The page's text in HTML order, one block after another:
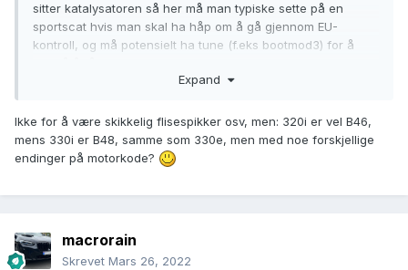
sitter katalysatoren så her må man typiske sette på en
sportscat hvis man skal ha håp om å gå gjennom EU-
kontroll, og må potensielt ha tune (f.eks bootmod3) for å
Angående ettermarkedsdeler: De fleste tuningdeler knyttet
til motor/ytelse/eksos er helt identisk som på en vanlig B48
Expand
Ikke for å være skikkelig flisespikker osv, men: 320i er vel B46,
mens 330i er B48, samme som 330e, men med noe forskjellige
endinger på motorkode?
macrorain
Skrevet Mars 26, 2022